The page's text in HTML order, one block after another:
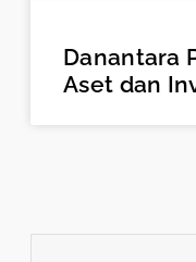
Danantara
Aset dan